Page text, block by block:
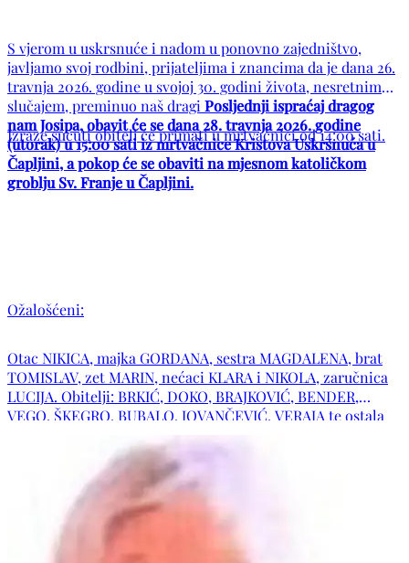
S vjerom u uskrsnuće i nadom u ponovno zajedništvo,
javljamo svoj rodbini, prijateljima i znancima da je dana 26.
travnja 2026. godine u svojoj 30. godini života, nesretnim
slučajem, preminuo naš dragi Posljednji ispraćaj dragog
nam Josipa, obavit će se dana 28. travnja 2026. godine
(utorak) u 15:00 sati iz mrtvačnice Kristova Uskrsnuća u
Čapljini, a pokop će se obaviti na mjesnom katoličkom
groblju Sv. Franje u Čapljini.
Izraze sućuti obitelj će primati u mrtvačnici od 14:00 sati.
Ožalošćeni:
Otac NIKICA, majka GORDANA, sestra MAGDALENA, brat
TOMISLAV, zet MARIN, nećaci KLARA i NIKOLA, zaručnica
LUCIJA. Obitelji: BRKIĆ, DOKO, BRAJKOVIĆ, BENDER,
VEGO, ŠKEGRO, BUBALO, JOVANČEVIĆ, VERAJA te ostala
tugujuća rodbina, prijatelji i kumovi. Po dobru te pamtimo,
s ljubavlju i poštovanjem spominjemo. Počivao u miru